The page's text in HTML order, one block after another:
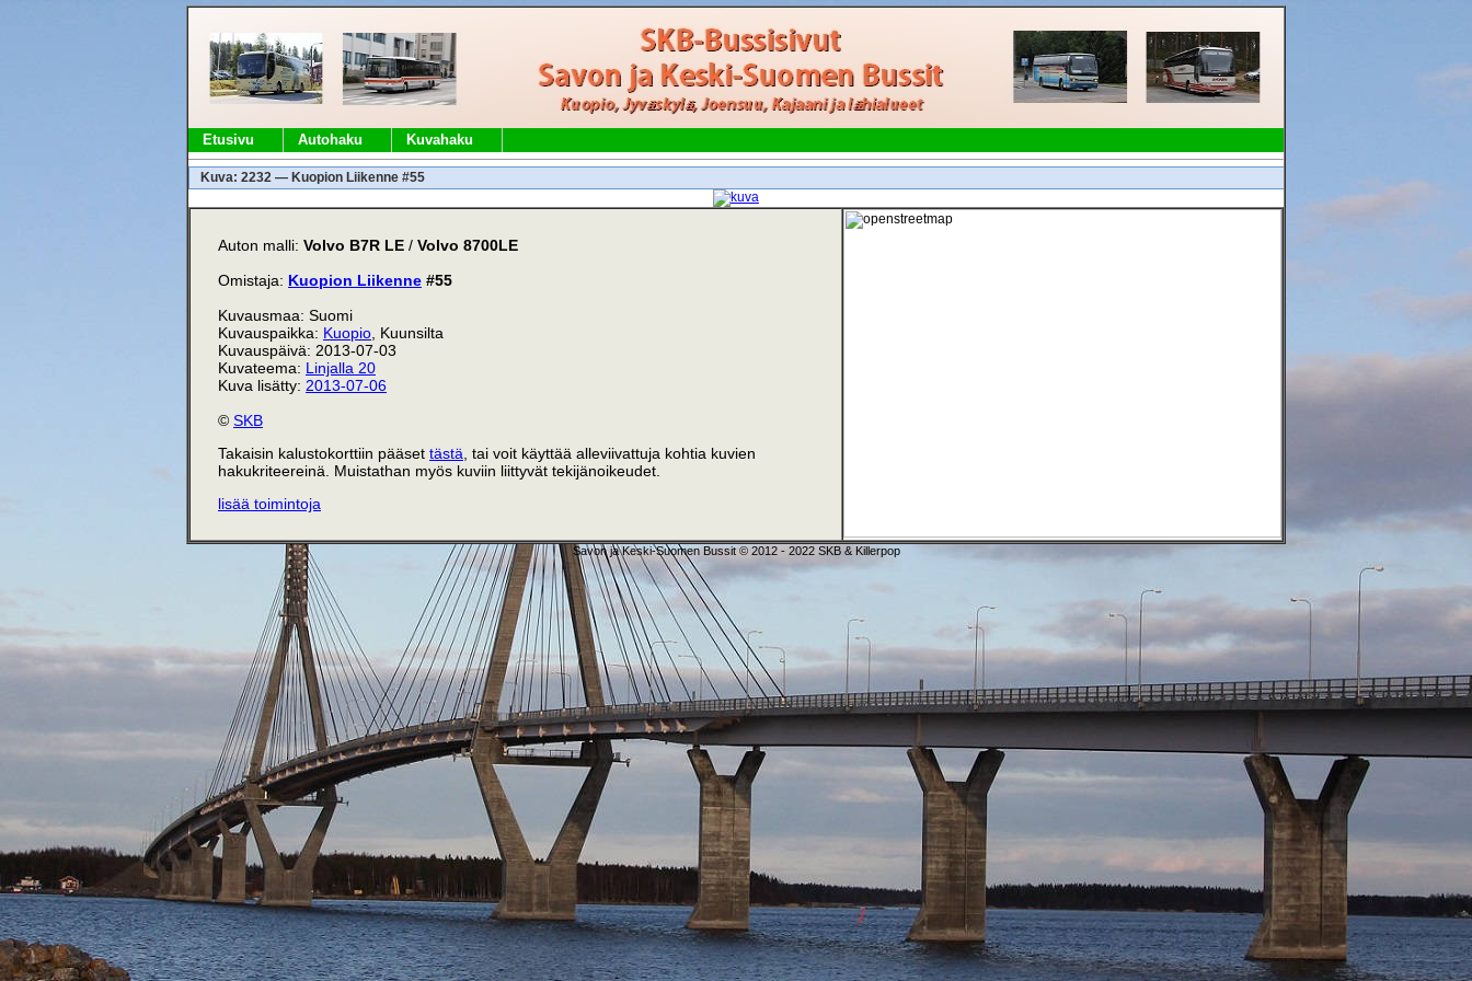
Etusivu Autohaku Kuvahaku
Kuva: 2232 — Kuopion Liikenne #55
Auton malli: Volvo B7R LE / Volvo 8700LE
Omistaja: Kuopion Liikenne #55
Kuvausmaa: Suomi
Kuvauspaikka: Kuopio , Kuunsilta
Kuvauspäivä: 2013-07-03
Kuvateema: Linjalla 20
Kuva lisätty: 2013-07-06
© SKB
Takaisin kalustokorttiin pääset tästä , tai voit käyttää alleviivattuja kohtia kuvien
hakukriteereinä. Muistathan myös kuviin liittyvät tekijänoikeudet.
lisää toimintoja
Savon ja Keski-Suomen Bussit © 2012 - 2022 SKB & Killerpop